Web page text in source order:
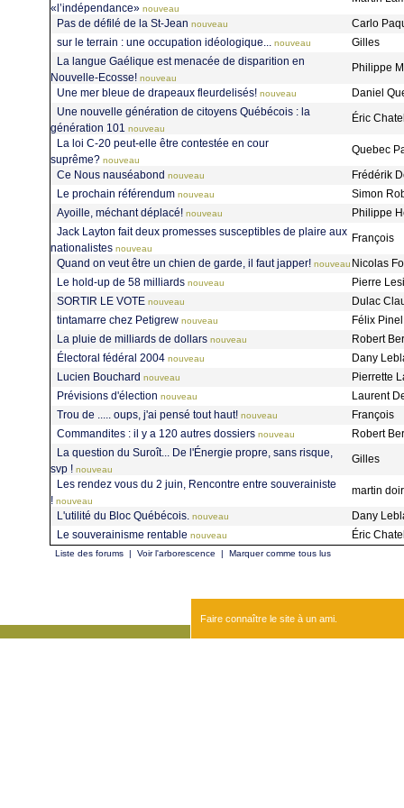
«l’indépendance» nouveau
Pas de défilé de la St-Jean nouveau
Carlo
sur le terrain : une occupation idéologique...
nouveau
Gilles
La langue Gaélique est menacée de disparition en
Nouvelle-Ecosse! nouveau
Philippe
Une mer bleue de drapeaux fleurdelisés! nouveau
Daniel
Une nouvelle génération de citoyens Québécois : la
génération 101 nouveau
Éric
La loi C-20 peut-elle être contestée en cour
suprême? nouveau
Quebec
Ce Nous nauséabond nouveau
Frédérik
Le prochain référendum nouveau
Simon
Ayoille, méchant déplacé! nouveau
Philippe
Jack Layton fait deux promesses susceptibles de plaire aux
nationalistes nouveau
François
Quand on veut être un chien de garde, il faut japper! nouveau Nicolas
Le hold-up de 58 milliards nouveau
Pierre
SORTIR LE VOTE nouveau
Dulac
tintamarre chez Petigrew nouveau
Félix
La pluie de milliards de dollars nouveau
Robert
Électoral fédéral 2004 nouveau
Dany
Lucien Bouchard nouveau
Pierrette
Prévisions d'élection nouveau
Laurent
Trou de ..... oups, j'ai pensé tout haut! nouveau
François
Commandites : il y a 120 autres dossiers nouveau
Robert
La question du Suroît... De l'Énergie propre, sans risque,
svp ! nouveau
Gilles
Les rendez vous du 2 juin, Rencontre entre souverainiste
! nouveau
martin
L'utilité du Bloc Québécois. nouveau
Dany
Le souverainisme rentable nouveau Éric
Liste des forums | Voir l'arborescence | Marquer comme tous lus
Faire connaître le site à un ami.